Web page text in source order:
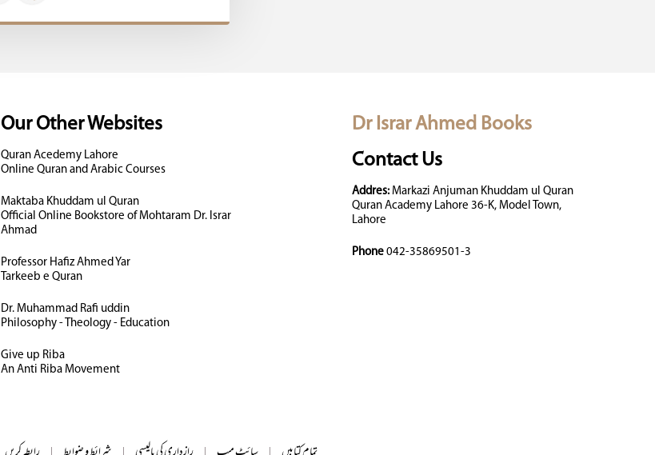
Dr Israr Ahmed Books
Contact Us
Addres:Markazi Anjuman Khuddam ul Quran
Quran Academy Lahore 36-K, Model Town,
Lahore
Phone 042-35869501-3
Our Other Websites
Quran Acedemy Lahore
Online Quran and Arabic Courses
Maktaba Khuddam ul Quran
Official Online Bookstore of Mohtaram Dr. Israr
Ahmad
Professor Hafiz Ahmed Yar
Tarkeeb e Quran
Dr. Muhammad Rafi uddin
Philosophy - Theology - Education
Give up Riba
An Anti Riba Movement